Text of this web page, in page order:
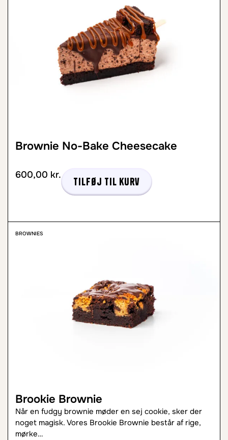
Brownie No-Bake Cheesecake
600,00 kr.
Tilføj til kurv
BROWNIES
Brookie Brownie
Når en fudgy brownie møder en sej cookie, sker der
noget magisk. Vores Brookie Brownie består af rige,
mørke…